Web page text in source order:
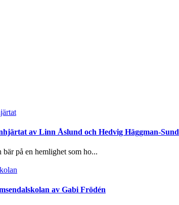
av Linn Åslund och Hedvig Häggman-Sund
på en hemlighet som ho...
av Gabi Frödén